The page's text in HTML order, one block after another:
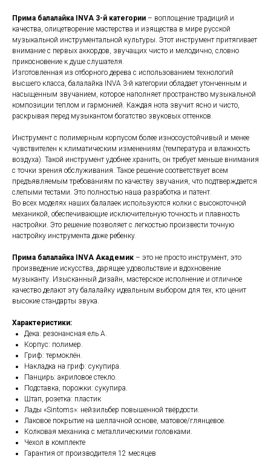
Прима балалайка INVA 3-й категории – воплощение традиций и
качества, олицетворение мастерства и изящества в мире русской
музыкальной инструментальной культуры. Этот инструмент притягивает
внимание с первых аккордов, звучащих чисто и мелодично, словно
прикосновение к душе слушателя.
Изготовленная из отборного дерева с использованием технологий
высшего класса, балалайка INVA 3-й категории обладает утонченным и
насыщенным звучанием, которое наполняет пространство музыкальной
композиции теплом и гармонией. Каждая нота звучит ясно и чисто,
раскрывая перед музыкантом богатство звуковых оттенков.
Инструмент с полимерным корпусом более износоустойчивый и менее
чувствителен к климатическим изменениям (температура и влажность
воздуха). Такой инструмент удобнее хранить, он требует меньше внимания
с точки зрения обслуживания. Такое решение соответствует всем
предъявляемым требованиям по качеству звучания, что подтверждается
слепыми тестами. Это полностью наша разработка и патент.
Во всех моделях наших балалаек используются колки с высокоточной
механикой, обеспечивающие исключительную точность и плавность
настройки. Это решение позволяет с легкостью произвести точную
настройку инструмента даже ребенку.
Прима балалайка INVA Академик – это не просто инструмент, это
произведение искусства, дарящее удовольствие и вдохновение
музыканту. Изысканный дизайн, мастерское исполнение и отличное
качество делают эту балалайку идеальным выбором для тех, кто ценит
высокие стандарты звука.
Характеристики:
Дека: резонансная ель А.
Корпус: полимер.
Гриф: термоклён.
Накладка на гриф: сукупира.
Панцирь: акриловое стекло.
Подставка, порожки: сукупира.
Штап, розетка: пластик
Лады «Sintoms»: нейзильбер повышенной твёрдости.
Лаковое покрытие на шеллачной основе, матовое/глянцевое.
Колковая механика с металлическими головками.
Чехол в комплекте
Гарантия от производителя 12 месяцев